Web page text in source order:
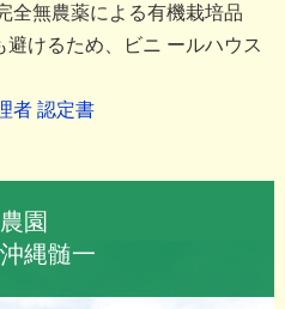
全無農薬による有機栽培品
けるため、ビニ ールハウス
者 認定書
園
縄髄一